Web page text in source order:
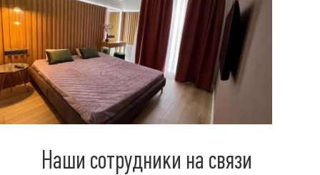
Наши сотрудники на связи